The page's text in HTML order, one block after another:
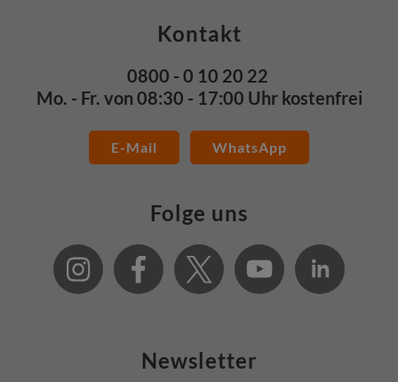
Kontakt
0800 - 0 10 20 22
Mo. - Fr. von 08:30 - 17:00 Uhr kostenfrei
E-Mail WhatsApp
Folge uns
Newsletter